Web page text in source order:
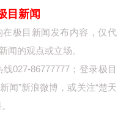
目新闻
极目新闻发布内容，仅代
闻的观点或立场。
027-86777777；登录极目
闻”新浪微博，或关注“楚天